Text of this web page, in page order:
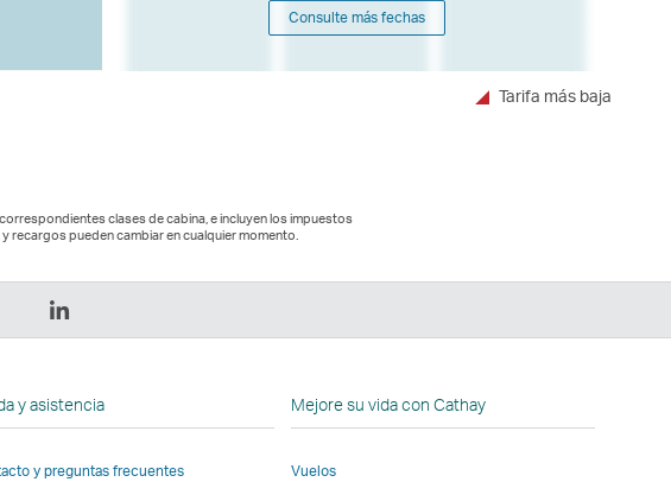
Consulte más fechas
Tarifa más baja
clases de cabina, e incluyen los impuestos
recargos pueden cambiar en cualquier momento.
Correo
enlace
LinkedIn
El
abre
y asistencia
y preguntas frecuentes
Mejore su vida con Cathay
Vuelos